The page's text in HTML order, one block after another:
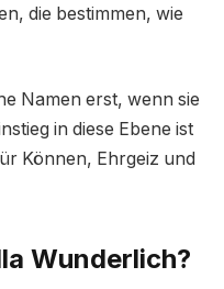
die bestimmen, wie
Namen erst, wenn sie
in diese Ebene ist
Können, Ehrgeiz und
Wunderlich?